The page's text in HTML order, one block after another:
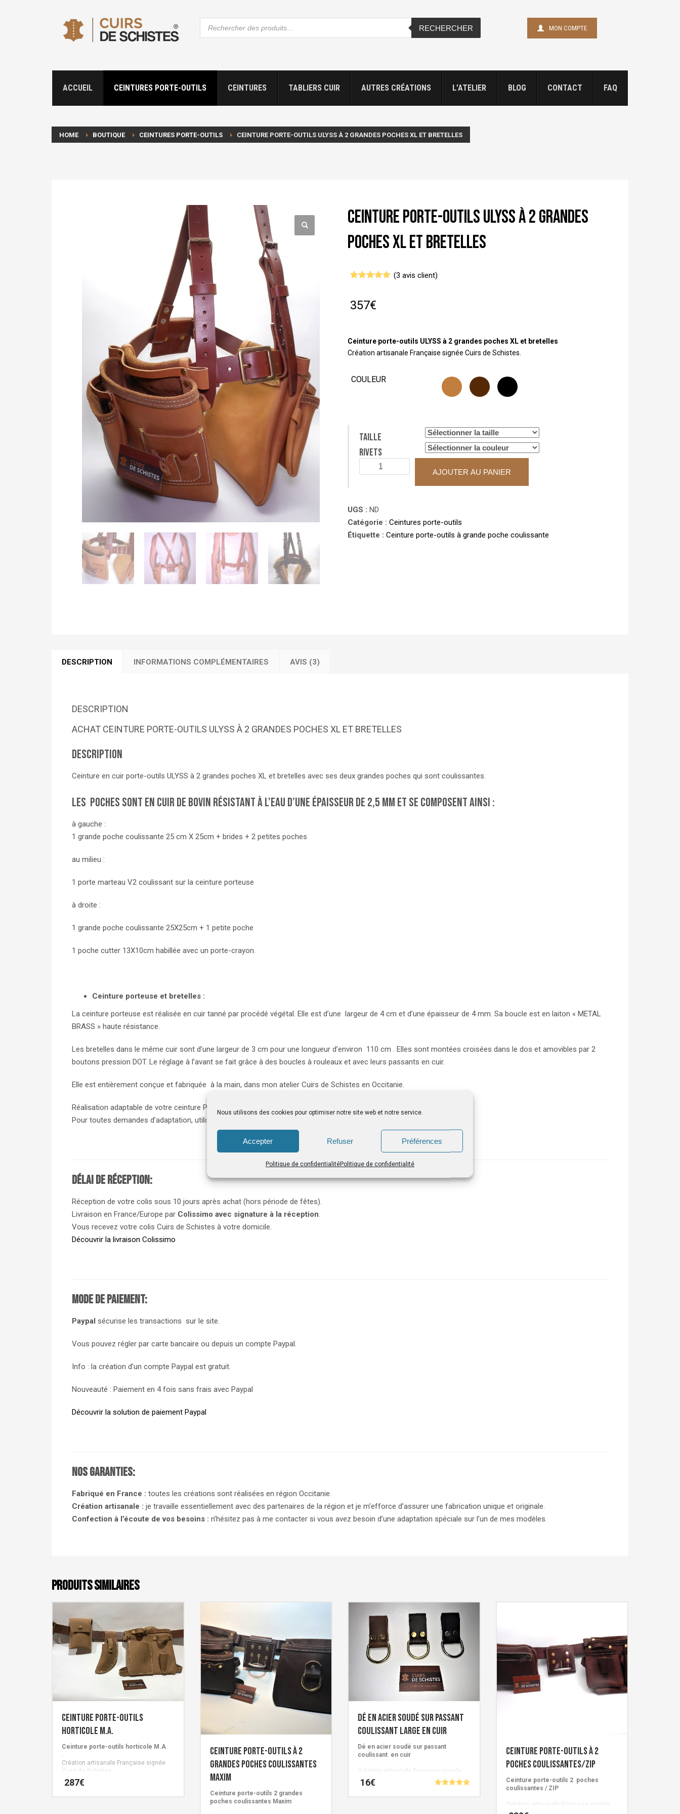
Nous utilisons des cookies pour optimiser notre site web et notre service.
Accepter Refuser Préférences
Politique de confidentialitéPolitique de confidentialité
Recherche
de
produits
RECHERCHER MON COMPTE
ACCUEIL CEINTURES PORTE-OUTILS CEINTURES TABLIERS CUIR AUTRES CRÉATIONS L’ATELIER BLOG CONTACT FAQ
HOME BOUTIQUE CEINTURES PORTE-OUTILS CEINTURE PORTE-OUTILS ULYSS À 2 GRANDES POCHES XL ET BRETELLES
Ceinture porte-outils ULYSS à 2 grandes
poches XL et bretelles
basé sur
notations
(3 avis client)
357€
Ceinture porte-outils ULYSS à 2 grandes poches XL et bretelles
Création artisanale Française signée Cuirs de Schistes.
COULEUR
Taille
Rivets
quantité
de
outils
ULYSS
à
AJOUTER AU PANIER
UGS : ND
Catégorie : Ceintures porte-outils
Étiquette : Ceinture porte-outils à grande poche coulissante
DESCRIPTION INFORMATIONS COMPLÉMENTAIRES AVIS (3)
DESCRIPTION
ACHAT CEINTURE PORTE-OUTILS ULYSS À 2 GRANDES POCHES XL ET BRETELLES
Description
Ceinture en cuir porte-outils ULYSS à 2 grandes poches XL et bretelles avec ses deux grandes poches qui sont coulissantes.
Les poches sont en cuir de bovin résistant à l’eau d’une épaisseur de 2,5 mm et se composent ainsi :
à gauche :
1 grande poche coulissante 25 cm X 25cm + brides + 2 petites poches
au milieu :
1 porte marteau V2 coulissant sur la ceinture porteuse
à droite :
1 grande poche coulissante 25X25cm + 1 petite poche
1 poche cutter 13X10cm habillée avec un porte-crayon.
Ceinture porteuse et bretelles :
La ceinture porteuse est réalisée en cuir tanné par procédé végétal. Elle est d’une largeur de 4 cm et d’une épaisseur de 4 mm. Sa boucle est en laiton « METAL
BRASS » haute résistance.
Les bretelles dans le même cuir sont d’une largeur de 3 cm pour une longueur d’environ 110 cm . Elles sont montées croisées dans le dos et amovibles par 2
boutons pression DOT. Le réglage à l’avant se fait grâce à des boucles à rouleaux et avec leurs passants en cuir.
Elle est entièrement conçue et fabriquée à la main, dans mon atelier Cuirs de Schistes en Occitanie.
Réalisation adaptable de votre ceinture Pro.
Pour toutes demandes d’adaptation, utilisez le
Délai de réception:
Réception de votre colis sous 10 jours après achat (hors période de fêtes).
Livraison en France/Europe par Colissimo avec signature à la réception.
Vous recevez votre colis Cuirs de Schistes à votre domicile.
Découvrir la livraison Colissimo
Mode de paiement:
Paypal sécurise les transactions sur le site.
Vous pouvez régler par carte bancaire ou depuis un compte Paypal.
Info : la création d’un compte Paypal est gratuit.
Nouveauté : Paiement en 4 fois sans frais avec Paypal
Découvrir la solution de paiement Paypal
Nos garanties:
Fabriqué en France : toutes les créations sont réalisées en région Occitanie.
Création artisanale : je travaille essentiellement avec des partenaires de la région et je m’efforce d’assurer une fabrication unique et originale.
Confection à l’écoute de vos besoins : n’hésitez pas à me contacter si vous avez besoin d’une adaptation spéciale sur l’un de mes modèles.
PRODUITS SIMILAIRES
Ceinture porte-outils
horticole M.A.
Ceinture porte-outils horticole M.A
.
Création artisanale Française signée
Cuirs de Schistes.
287€
Ceinture porte-outils à 2
grandes poches coulissantes
Maxim
Ceinture porte-outils 2 grandes
poches coulissantes Maxim
Dé en acier soudé sur passant
coulissant large en cuir
Dé en acier soudé sur passant
coulissant en cuir
.
Création artisanale Française signée
Cuirs de Schistes.
16€
Ceinture porte-outils à 2
poches coulissantes/ZIP
Ceinture porte-outils 2 poches
coulissantes / ZIP
Création artisanale Française signée
Cuirs de Schistes.